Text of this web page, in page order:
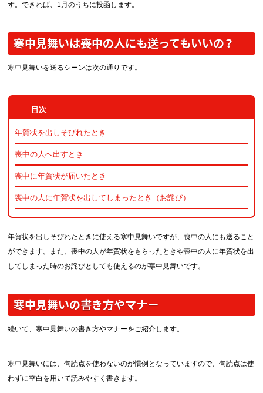
す。できれば、1月のうちに投函します。
寒中見舞いは喪中の人にも送ってもいいの？
寒中見舞いを送るシーンは次の通りです。
年賀状を出しそびれたとき
喪中の人へ出すとき
喪中に年賀状が届いたとき
喪中の人に年賀状を出してしまったとき（お詫び）
年賀状を出しそびれたときに使える寒中見舞いですが、喪中の人にも送ること
ができます。また、喪中の人が年賀状をもらったときや喪中の人に年賀状を出
してしまった時のお詫びとしても使えるのが寒中見舞いです。
寒中見舞いの書き方やマナー
続いて、寒中見舞いの書き方やマナーをご紹介します。
寒中見舞いには、句読点を使わないのが慣例となっていますので、句読点は使
わずに空白を用いて読みやすく書きます。